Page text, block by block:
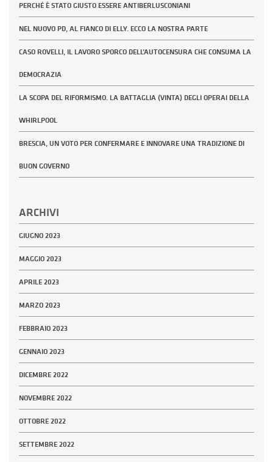
PERCHÉ È STATO GIUSTO ESSERE ANTIBERLUSCONIANI
NEL NUOVO PD, AL FIANCO DI ELLY. ECCO LA NOSTRA PARTE
CASO ROVELLI, IL LAVORO SPORCO DELL’AUTOCENSURA CHE CONSUMA LA
DEMOCRAZIA
LA SCOPA DEL RIFORMISMO. LA BATTAGLIA (VINTA) DEGLI OPERAI DELLA
WHIRLPOOL
BRESCIA, UN VOTO PER CONFERMARE E INNOVARE UNA TRADIZIONE DI
BUON GOVERNO
ARCHIVI
GIUGNO 2023
MAGGIO 2023
APRILE 2023
MARZO 2023
FEBBRAIO 2023
GENNAIO 2023
DICEMBRE 2022
NOVEMBRE 2022
OTTOBRE 2022
SETTEMBRE 2022